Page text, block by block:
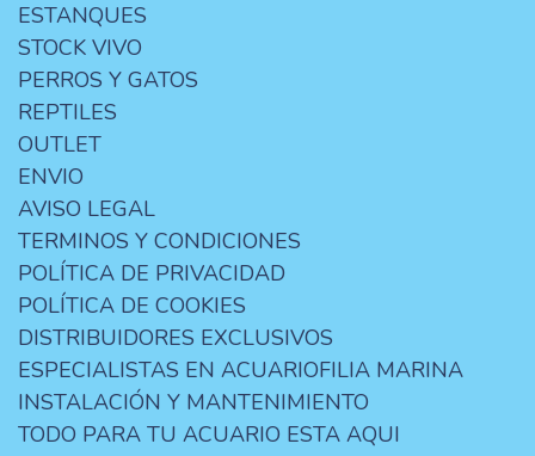
ESTANQUES
STOCK VIVO
PERROS Y GATOS
REPTILES
OUTLET
ENVIO
AVISO LEGAL
TERMINOS Y CONDICIONES
POLÍTICA DE PRIVACIDAD
POLÍTICA DE COOKIES
DISTRIBUIDORES EXCLUSIVOS
ESPECIALISTAS EN ACUARIOFILIA MARINA
INSTALACIÓN Y MANTENIMIENTO
TODO PARA TU ACUARIO ESTA AQUI